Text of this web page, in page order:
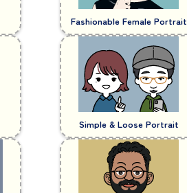
Fashionable Female Portrait
Simple & Loose Portrait